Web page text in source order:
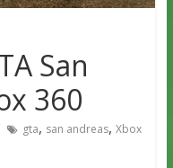
San
360
gta, san andreas, Xbox